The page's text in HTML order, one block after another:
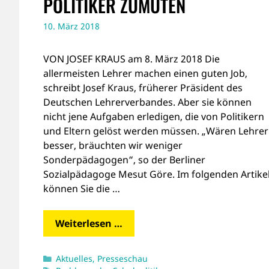
10. März 2018
VON JOSEF KRAUS am 8. März 2018 Die
allermeisten Lehrer machen einen guten Job,
schreibt Josef Kraus, früherer Präsident des
Deutschen Lehrerverbandes. Aber sie können
nicht jene Aufgaben erledigen, die von Politikern
und Eltern gelöst werden müssen. „Wären Lehrer
besser, bräuchten wir weniger
Sonderpädagogen“, so der Berliner
Sozialpädagoge Mesut Göre. Im folgenden
können Sie die …
Weiterlesen …
Kategorien
Aktuelles, Presseschau